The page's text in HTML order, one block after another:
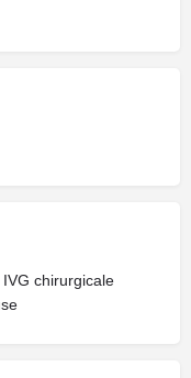
chirurgicale